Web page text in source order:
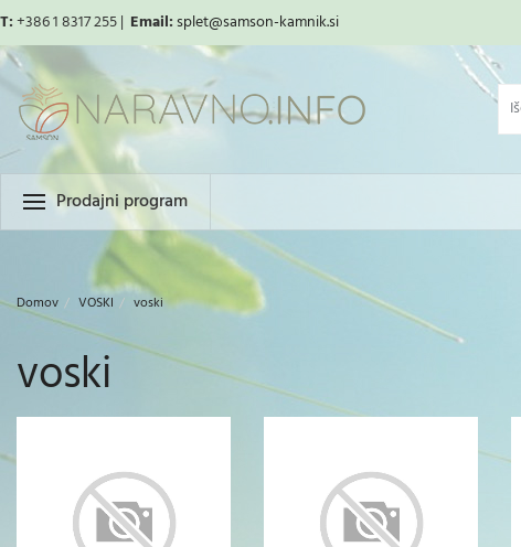
T:+386 1 8317 255 | Email:splet@samson-kamnik.si
Prodajni program
Domov VOSKI
voski
voski